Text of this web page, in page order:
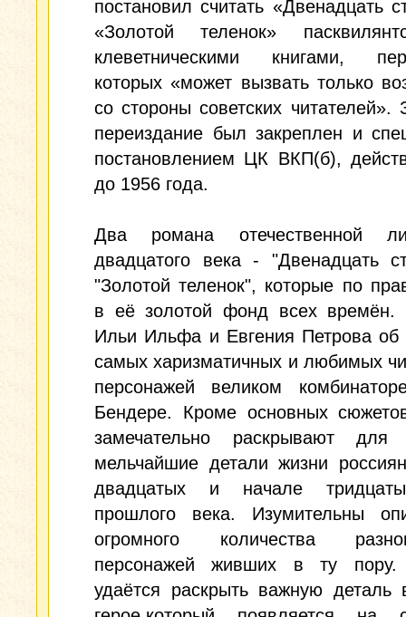
постановил считать «Двенадцать
«Золотой теленок»
клеветническими книгами,
которых «может вызвать только
со стороны советских читателей».
переиздание был закреплен и
постановлением ЦК ВКП(б),
до 1956 года.
Два романа отечественной
двадцатого века - "Двенадцать
"Золотой теленок", которые по
в её золотой фонд всех времён.
Ильи Ильфа и Евгения Петрова об
самых харизматичных и любимых
персонажей великом
Бендере. Кроме основных
замечательно раскрывают для
мельчайшие детали жизни
двадцатых и начале
прошлого века. Изумительны
огромного количества
персонажей живших в ту пору.
удаётся раскрыть важную деталь